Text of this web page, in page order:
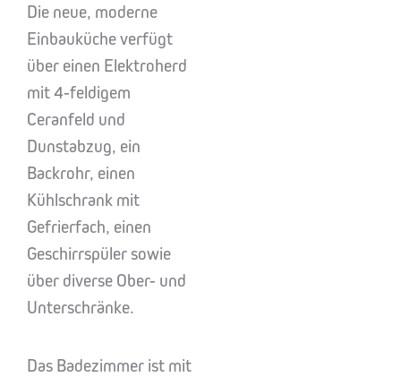
Die neue, moderne
Einbauküche verfügt
über einen Elektroherd
mit 4-feldigem
Ceranfeld und
Dunstabzug, ein
Backrohr, einen
Kühlschrank mit
Gefrierfach, einen
Geschirrspüler sowie
über diverse Ober- und
Unterschränke.
Das Badezimmer ist mit